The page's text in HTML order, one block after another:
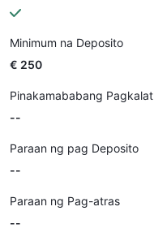
Minimum na Deposito
€ 250
Pinakamababang Pagkalat
--
Paraan ng pag Deposito
--
Paraan ng Pag-atras
--